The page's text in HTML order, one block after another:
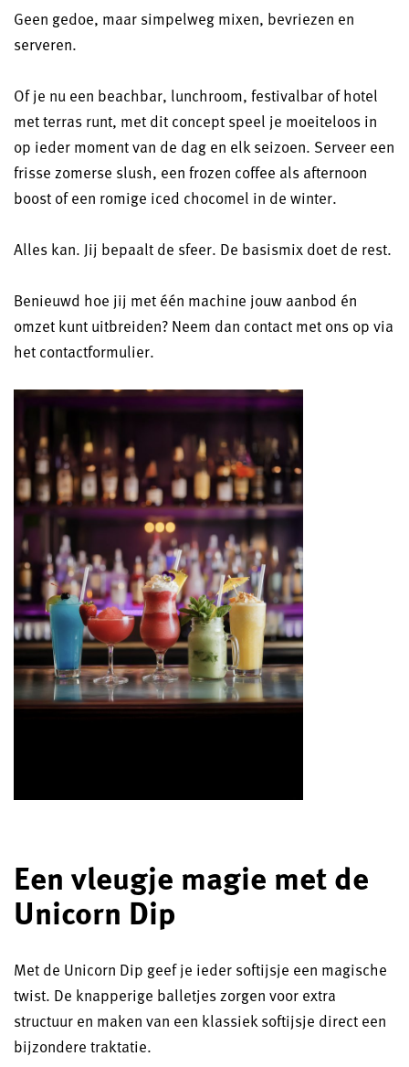
Geen gedoe, maar simpelweg mixen, bevriezen en
serveren.
Of je nu een beachbar, lunchroom, festivalbar of hotel
met terras runt, met dit concept speel je moeiteloos in
op ieder moment van de dag en elk seizoen. Serveer een
frisse zomerse slush, een frozen coffee als afternoon
boost of een romige iced chocomel in de winter.
Alles kan. Jij bepaalt de sfeer. De basismix doet de rest.
Benieuwd hoe jij met één machine jouw aanbod én
omzet kunt uitbreiden? Neem dan contact met ons op via
het contactformulier.
Een vleugje magie met de
Unicorn Dip
Met de Unicorn Dip geef je ieder softijsje een magische
twist. De knapperige balletjes zorgen voor extra
structuur en maken van een klassiek softijsje direct een
bijzondere traktatie.